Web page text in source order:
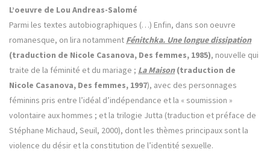
L’oeuvre de Lou Andreas-Salomé
Parmi les textes autobiographiques (…) Enfin, dans son oeuvre
romanesque, on lira notamment Fénitchka. Une longue dissipation
(traduction de Nicole Casanova, Des femmes, 1985), nouvelle qui
traite de la féminité et du mariage ; La Maison(traduction de
Nicole Casanova, Des femmes, 1997), avec des personnages
féminins pris entre l’idéal d’indépendance et la « soumission »
volontaire aux hommes ; et la trilogie Jutta (traduction et préface de
Stéphane Michaud, Seuil, 2000), dont les thèmes principaux sont la
violence du désir et la constitution de l’identité sexuelle.